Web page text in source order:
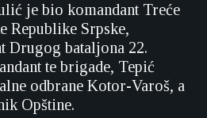
je bio komandant Treće
Republike Srpske,
Drugog bataljona 22.
te brigade, Tepić
odbrane Kotor-Varoš, a
Opštine.